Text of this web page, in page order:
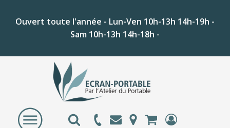
Ouvert toute l'année - Lun-Ven 10h-13h 14h-19h -
Sam 10h-13h 14h-18h -